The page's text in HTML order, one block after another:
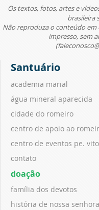
Os textos, fotos, artes e
brasileira
Não reproduza o conteúdo
impresso, sem
Santuário
academia marial
água mineral aparecida
cidade do romeiro
centro de apoio ao
centro de eventos pe.
contato
doação
família dos devotos
história de nossa senhora